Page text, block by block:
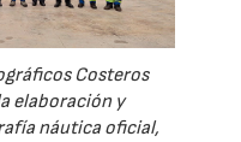
Costeros
elaboración y
náutica oficial,